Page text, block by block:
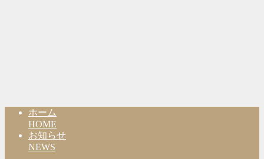
ホーム
HOME
お知らせ
NEWS